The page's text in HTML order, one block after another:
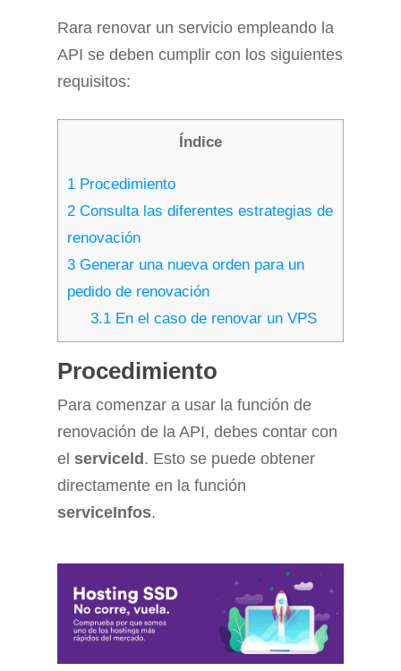
Rara renovar un servicio empleando la
API se deben cumplir con los siguientes
requisitos:
Índice
1 Procedimiento
2 Consulta las diferentes estrategias de
renovación
3 Generar una nueva orden para un
pedido de renovación
3.1En el caso de renovar un VPS
Procedimiento
Para comenzar a usar la función de
renovación de la API, debes contar con
el serviceld . Esto se puede obtener
directamente en la función
serviceInfos.